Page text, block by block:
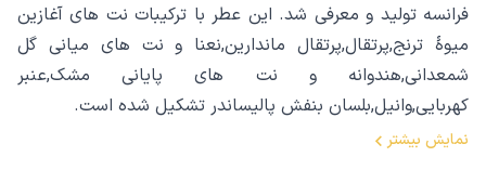
فرانسه تولید و معرفی شد. این عطر با ترکیبات نت های آغازین
میوۀ ترنج,پرتقال,پرتقال ماندارین,نعنا و نت های میانی گل
شمعدانی,هندوانه و نت های پایانی مشک,عنبر
کهربایی,وانیل,بلسان بنفش پالیساندر تشکیل شده است.
نمایش بیشتر